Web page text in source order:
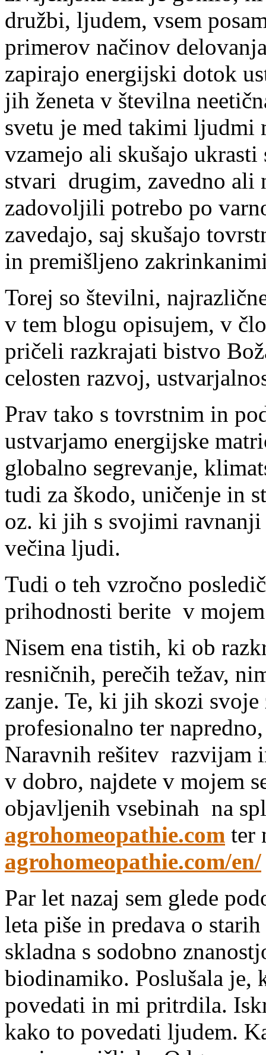
družbi, ljudem, vsem
primerov načinov
zapirajo energijski dotok
jih ženeta v številna
svetu je med takimi ljudmi
vzamejo ali skušajo
stvari drugim, zavedno ali
zadovoljili potrebo po
zavedajo, saj skušajo
in premišljeno
Torej so številni,
v tem blogu opisujem, v
pričeli razkrajati bistvo
celosten razvoj,
Prav tako s tovrstnim in
ustvarjamo energijske
globalno segrevanje,
tudi za škodo, uničenje in
oz. ki jih s svojimi ravnanji
večina ljudi.
Tudi o teh vzročno
prihodnosti berite v
Nisem ena tistih, ki ob
resničnih, perečih težav,
zanje. Te, ki jih skozi
profesionalno ter
Naravnih rešitev razvijam
v dobro, najdete v mojem
objavljenih vsebinah na
agrohomeopathie.com ter
agrohomeopathie.com/en/
Par let nazaj sem glede
leta piše in predava o
skladna s sodobno
biodinamiko. Poslušala je,
povedati in mi pritrdila.
kako to povedati ljudem.